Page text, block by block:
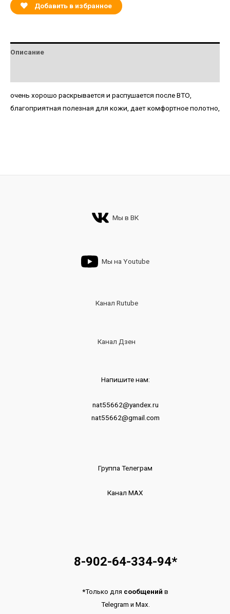
Добавить в избранное
Описание
очень хорошо раскрывается и распушается после ВТО,
благоприятная полезная для кожи, дает комфортное полотно,
Мы в ВК
Мы на Youtube
Канал Rutube
Канал Дзен
Напишите нам:
nat55662@yandex.ru
nat55662@gmail.com
Группа Телеграм
Канал МАХ
8-902-64-334-94*
*Только для сообщений в
Telegram и Max.